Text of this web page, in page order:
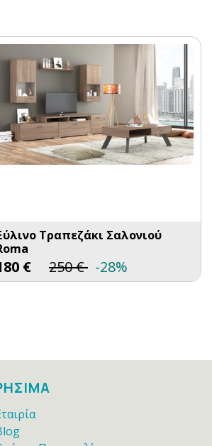
Τραπεζάκι Σαλονιού
€ 250€ -28%